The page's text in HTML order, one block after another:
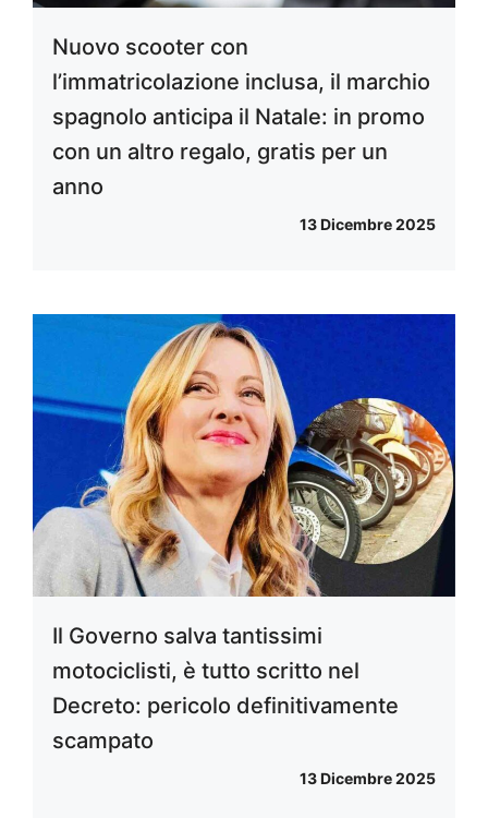
Nuovo scooter con
l’immatricolazione inclusa, il marchio
spagnolo anticipa il Natale: in promo
con un altro regalo, gratis per un
anno
13 Dicembre 2025
Il Governo salva tantissimi
motociclisti, è tutto scritto nel
Decreto: pericolo definitivamente
scampato
13 Dicembre 2025